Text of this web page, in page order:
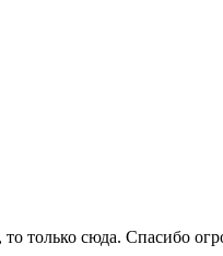
только сюда. Спасибо